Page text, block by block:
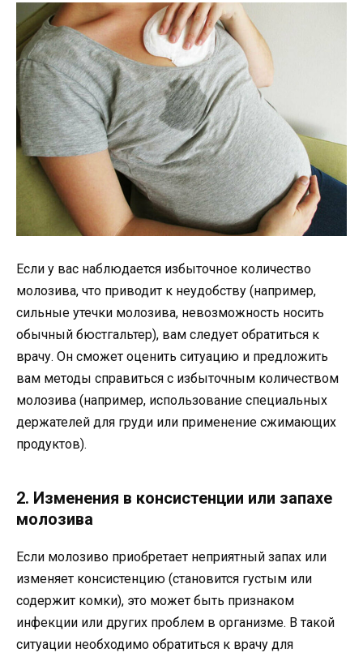
Если у вас наблюдается избыточное количество
молозива, что приводит к неудобству (например,
сильные утечки молозива, невозможность носить
обычный бюстгальтер), вам следует обратиться к
врачу. Он сможет оценить ситуацию и предложить
вам методы справиться с избыточным количеством
молозива (например, использование специальных
держателей для груди или применение сжимающих
продуктов).
2. Изменения в консистенции или запахе
молозива
Если молозиво приобретает неприятный запах или
изменяет консистенцию (становится густым или
содержит комки), это может быть признаком
инфекции или других проблем в организме. В такой
ситуации необходимо обратиться к врачу для